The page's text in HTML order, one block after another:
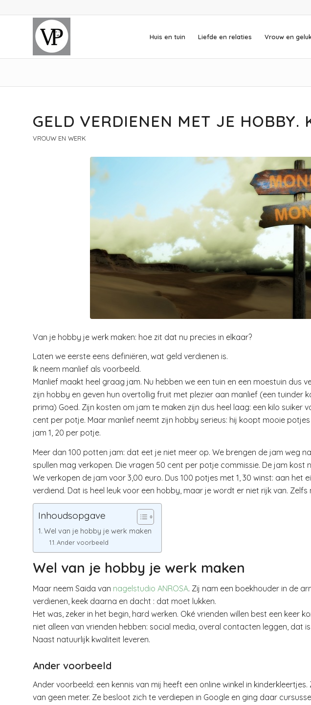
Huis en tuin Liefde en relaties Vrouw en
GELD VERDIENEN MET JE HOBBY.
VROUW EN WERK
Van je hobby je werk maken: hoe zit dat nu precies in elkaar?
Laten we eerste eens definiëren, wat geld verdienen is.
Ik neem manlief als voorbeeld.
Manlief maakt heel graag jam. Nu hebben we een tuin en een moestuin dus
zijn hobby en geven hun overtollig fruit met plezier aan manlief (een tuinder
prima) Goed. Zijn kosten om jam te maken zijn dus heel laag: een kilo suiker
cent per potje. Maar manlief neemt zijn hobby serieus: hij koopt mooie
jam 1, 20 per potje.
Meer dan 100 potten jam: dat eet je niet meer op. We brengen de jam weg
spullen mag verkopen. Die vragen 50 cent per potje commissie. De jam kost
We verkopen de jam voor 3,00 euro. Dus 100 potjes met 1, 30 winst: aan het
verdiend. Dat is heel leuk voor een hobby, maar je wordt er niet rijk van.
Inhoudsopgave
Wel van je hobby je werk maken
Ander voorbeeld
Wel van je hobby je werk maken
Maar neem Saida van nagelstudio ANROSA. Zij nam een boekhouder in de
verdienen, keek daarna en dacht : dat moet lukken.
Het was, zeker in het begin, hard werken. Oké vrienden willen best een keer
niet alleen van vrienden hebben: social media, overal contacten leggen, dat
Naast natuurlijk kwaliteit leveren.
Ander voorbeeld
Ander voorbeeld: een kennis van mij heeft een online winkel in
van geen meter. Ze besloot zich te verdiepen in Google en ging daar